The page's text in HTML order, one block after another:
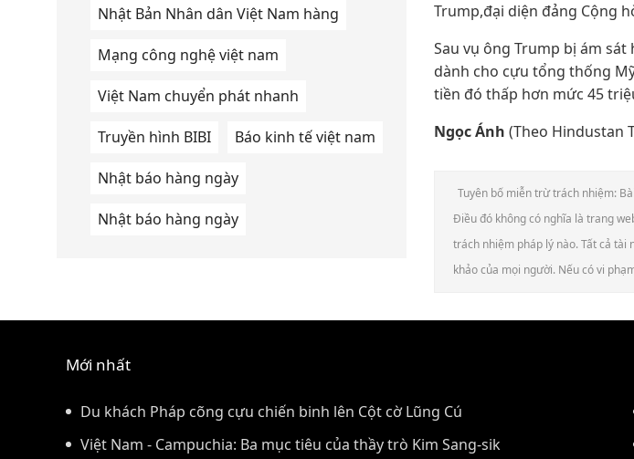
Nhật Bản Nhân dân Việt Nam hàng
Mạng công nghệ việt nam
Việt Nam chuyển phát nhanh
Truyền hình BIBI Báo kinh tế việt nam
Nhật báo hàng ngày
Nhật báo hàng ngày
Trump,đại diện đảng Cộng
Sau vụ ông Trump bị ám
dành cho cựu tổng thống
tiền đó thấp hơn mức 45
Ngọc Ánh (Theo Hindustan
Tuyên bố miễn trừ trách nhiệm:
Điều đó không có nghĩa là trang
trách nhiệm pháp lý nào. Tất cả
khảo của mọi người. Nếu có vi
Mới nhất
Du khách Pháp cõng cựu chiến binh lên Cột cờ Lũng Cú
Việt Nam - Campuchia: Ba mục tiêu của thầy trò Kim Sang-sik